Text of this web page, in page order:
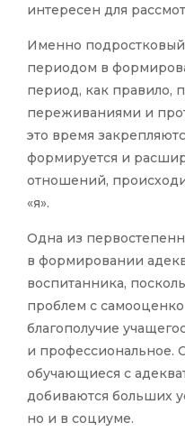
интересен для
Именно подростковый
периодом в
период, как правило,
переживаниями и
это время
формируется и
отношений,
«я».
Одна из
в формировании
воспитанника,
проблем с
благополучие
и профессиональное.
обучающиеся с
добиваются больших
но и в социуме.